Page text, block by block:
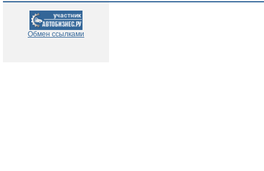
Обмен ссылками